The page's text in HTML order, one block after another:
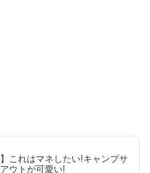
】これはマネしたい!キャンプサ
ウトが可愛い!